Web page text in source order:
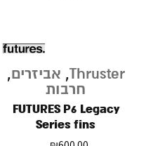
Thruster
, אביזרים,
חרבות
FUTURES P6 Legacy
Series fins